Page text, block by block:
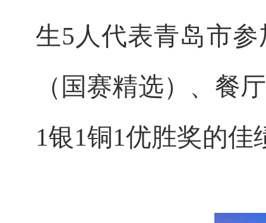
生5人代表青岛市
（国赛精选）、餐
1银1铜1优胜奖的